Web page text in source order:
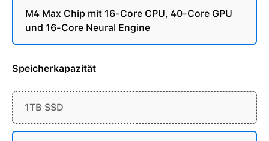
M4 Max Chip mit 16-Core CPU, 40-Core GPU
und 16-Core Neural Engine
Speicherkapazität
1TB SSD